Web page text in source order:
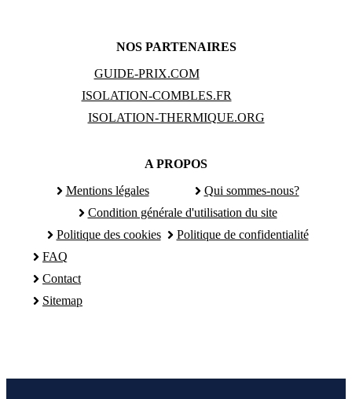
NOS PARTENAIRES
GUIDE-PRIX.COM
ISOLATION-COMBLES.FR
ISOLATION-THERMIQUE.ORG
A PROPOS
Mentions légales
Qui sommes-nous?
Condition générale d'utilisation du site
Politique des cookies
Politique de confidentialité
FAQ
Contact
Sitemap